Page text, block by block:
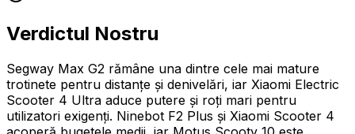
Verdictul Nostru
Segway Max G2 rămâne una dintre cele mai mature
trotinete pentru distanțe și denivelări, iar Xiaomi Electric
Scooter 4 Ultra aduce putere și roți mari pentru
utilizatori exigenți. Ninebot F2 Plus și Xiaomi Scooter 4